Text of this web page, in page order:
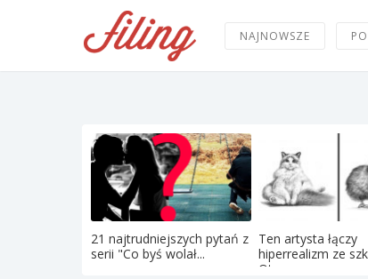
NAJNOWSZE
21 najtrudniejszych pytań z
serii "Co byś wolał...
Ten artysta łączy
hiperrealizm ze
Oto...